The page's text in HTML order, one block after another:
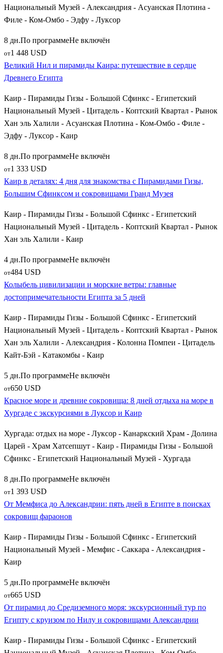
таких туров считается период с октября по апрель, когда в
Верхнем Египте спадает сильный летний зной и
среди древних руин. Забронируйте путевку заранее, и
загадочная земля фараонов откроет вам свои самые
сокровенные исторические тайны!
Национальный Музей - Александрия - Асуанская Плотина -
Филе - Ком-Омбо - Эдфу - Луксор
8 дн.По программеНе включён
от1 448 USD
Великий Нил и пирамиды Каира: путешествие в сердце
Древнего Египта
Каир - Пирамиды Гизы - Большой Сфинкс - Египетский
Национальный Музей - Цитадель - Коптский Квартал - Рынок
Хан эль Халили - Асуанская Плотина - Ком-Омбо - Филе -
Эдфу - Луксор - Каир
8 дн.По программеНе включён
от1 333 USD
Каир в деталях: 4 дня для знакомства с Пирамидами Гизы,
Большим Сфинксом и сокровищами Гранд Музея
Каир - Пирамиды Гизы - Большой Сфинкс - Египетский
Национальный Музей - Цитадель - Коптский Квартал - Рынок
Хан эль Халили - Каир
4 дн.По программеНе включён
от484 USD
Колыбель цивилизации и морские ветры: главные
достопримечательности Египта за 5 дней
Каир - Пирамиды Гизы - Большой Сфинкс - Египетский
Национальный Музей - Цитадель - Коптский Квартал - Рынок
Хан эль Халили - Александрия - Колонна Помпеи - Цитадель
Кайт-Бэй - Катакомбы - Каир
5 дн.По программеНе включён
от650 USD
Красное море и древние сокровища: 8 дней отдыха на море в
Хургаде с экскурсиями в Луксор и Каир
Хургада: отдых на море - Луксор - Канаркский Храм - Долина
Царей - Храм Хатсепшут - Каир - Пирамиды Гизы - Большой
Сфинкс - Египетский Национальный Музей - Хургада
8 дн.По программеНе включён
от1 393 USD
От Мемфиса до Александрии: пять дней в Египте в поисках
сокровищ фараонов
Каир - Пирамиды Гизы - Большой Сфинкс - Египетский
Национальный Музей - Мемфис - Саккара - Александрия -
Каир
5 дн.По программеНе включён
от665 USD
От пирамид до Средиземного моря: экскурсионный тур по
Египту с круизом по Нилу и сокровищами Александрии
Каир - Пирамиды Гизы - Большой Сфинкс - Египетский